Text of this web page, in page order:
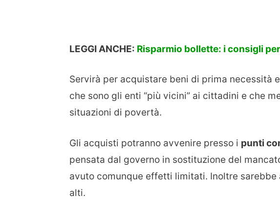
LEGGI ANCHE: Risparmio bollette: i consigli
Servirà per acquistare beni di prima necessità
che sono gli enti “più vicini” ai cittadini e che
situazioni di povertà.
Gli acquisti potranno avvenire presso i punti
pensata dal governo in sostituzione del
avuto comunque effetti limitati. Inoltre
alti.